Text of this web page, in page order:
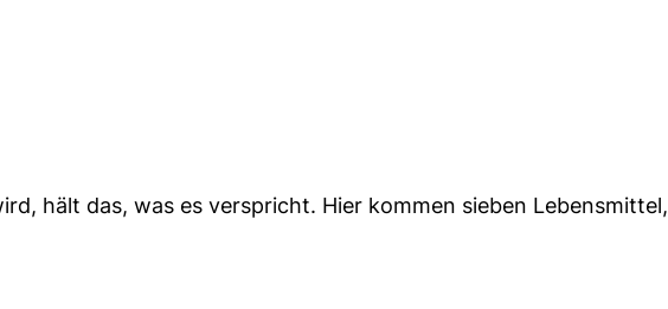
hält das, was es verspricht. Hier kommen sieben Lebensmittel,